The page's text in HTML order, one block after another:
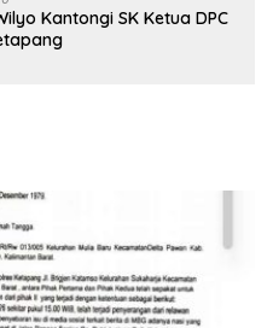
Kantongi SK Ketua DPC